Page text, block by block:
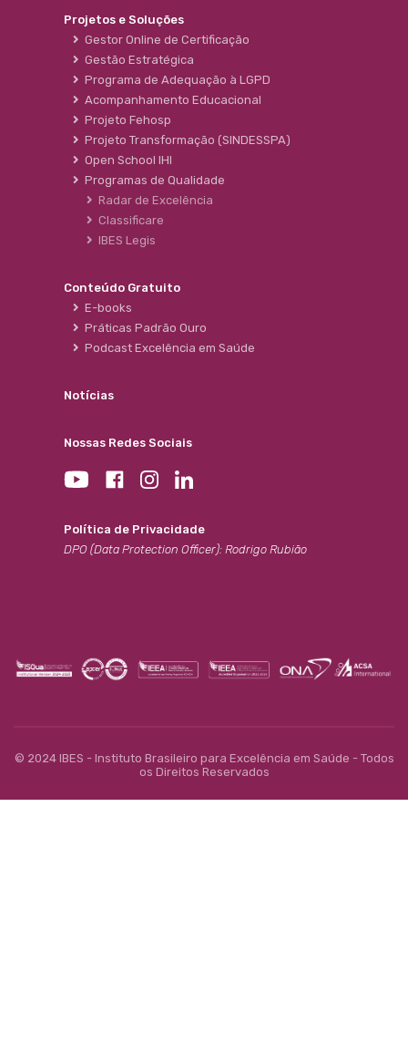
Projetos e Soluções
Gestor Online de Certificação
Gestão Estratégica
Programa de Adequação à LGPD
Acompanhamento Educacional
Projeto Fehosp
Projeto Transformação (SINDESSPA)
Open School IHI
Programas de Qualidade
Radar de Excelência
Classificare
IBES Legis
Conteúdo Gratuito
E-books
Práticas Padrão Ouro
Podcast Excelência em Saúde
Notícias
Nossas Redes Sociais
Política de Privacidade
DPO (Data Protection Officer): Rodrigo Rubião
© 2024 IBES - Instituto Brasileiro para Excelência em Saúde - Todos
os Direitos Reservados